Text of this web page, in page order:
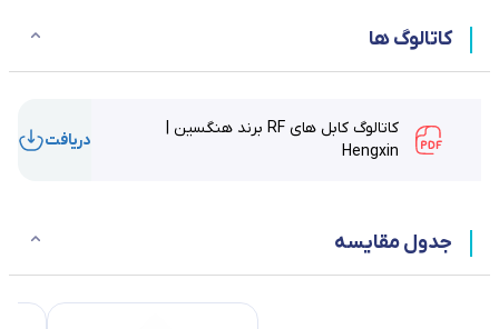
کاتالوگ ها
کاتالوگ کابل های RF برند هنگسین |
Hengxin
دریافت
جدول مقایسه